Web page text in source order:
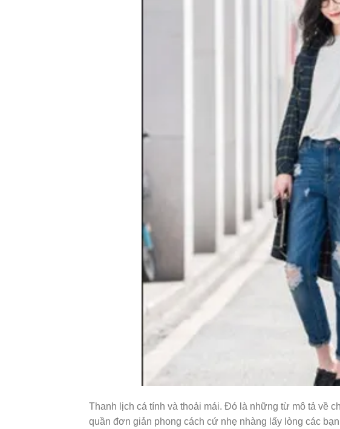
Thanh lịch cá tính và thoải mái. Đó là những từ mô tả về
quần đơn giản phong cách cứ nhẹ nhàng lấy lòng các